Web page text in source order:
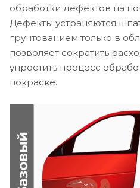
обработки дефектов на
Дефекты устраняются
грунтованием только в
позволяет сократить
упростить процесс
покраске.